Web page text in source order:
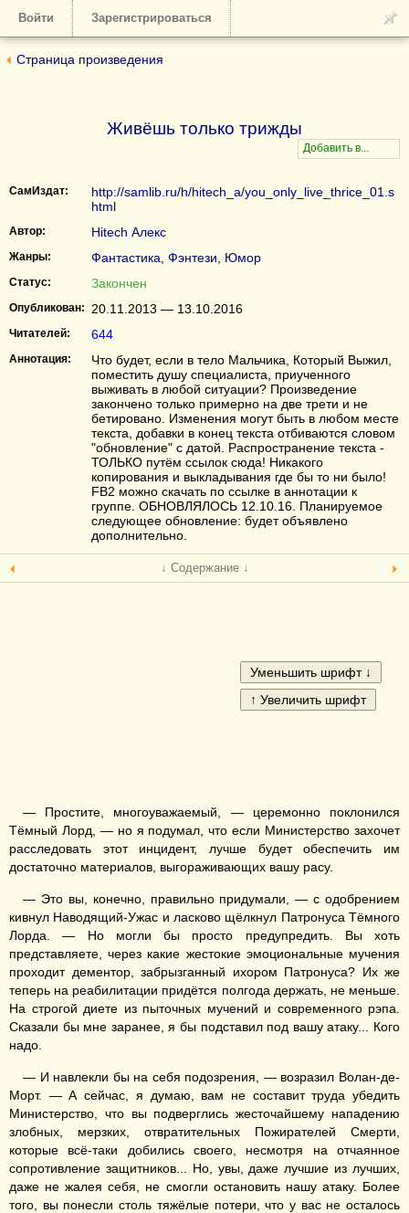
Войти Зарегистрироваться
Страница произведения
Живёшь только трижды
СамИздат:
http://samlib.ru/h/hitech_a/you_only_live_thrice_01.s
html
Автор: Hitech Алекс
Жанры: Фантастика Фэнтези Юмор
Статус: Закончен
Опубликован: 20.11.2013 — 13.10.2016
Читателей: 644
Аннотация:
Что будет, если в тело Мальчика, Который Выжил,
поместить душу специалиста, приученного
выживать в любой ситуации? Произведение
закончено только примерно на две трети и не
бетировано. Изменения могут быть в любом месте
текста, добавки в конец текста отбиваются словом
"обновление" с датой. Распространение текста -
ТОЛЬКО путём ссылок сюда! Никакого
копирования и выкладывания где бы то ни было!
FB2 можно скачать по ссылке в аннотации к
группе. ОБНОВЛЯЛОСЬ 12.10.16. Планируемое
следующее обновление: будет объявлено
дополнительно.
↓ Содержание ↓
— Простите, многоуважаемый, — церемонно поклонился
Тёмный Лорд, — но я подумал, что если Министерство захочет
расследовать этот инцидент, лучше будет обеспечить им
достаточно материалов, выгораживающих вашу расу.
— Это вы, конечно, правильно придумали, — с одобрением
кивнул Наводящий-Ужас и ласково щёлкнул Патронуса Тёмного
Лорда. — Но могли бы просто предупредить. Вы хоть
представляете, через какие жестокие эмоциональные мучения
проходит дементор, забрызганный ихором Патронуса? Их же
теперь на реабилитации придётся полгода держать, не меньше.
На строгой диете из пыточных мучений и современного рэпа.
Сказали бы мне заранее, я бы подставил под вашу атаку... Кого
надо.
— И навлекли бы на себя подозрения, — возразил Волан-де-
Морт. — А сейчас, я думаю, вам не составит труда убедить
Министерство, что вы подверглись жесточайшему нападению
злобных, мерзких, отвратительных Пожирателей Смерти,
которые всё-таки добились своего, несмотря на отчаянное
сопротивление защитников... Но, увы, даже лучшие из лучших,
даже не жалея себя, не смогли остановить нашу атаку. Более
того, вы понесли столь тяжёлые потери, что у вас не осталось